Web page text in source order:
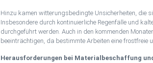
Hinzu kamen witterungsbedingte Unsicherheiten, die
Insbesondere durch kontinuierliche Regenfälle und
durchgeführt werden. Auch in den kommenden
beeinträchtigen, da bestimmte Arbeiten eine frostfreie
Herausforderungen bei Materialbeschaffung